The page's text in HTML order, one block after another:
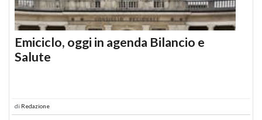
Emiciclo, oggi in agenda Bilancio e
Salute
di Redazione